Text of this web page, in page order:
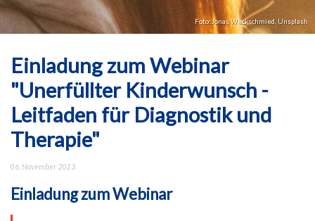
Foto:Jonas Weckschmied Unsplash
Einladung zum Webinar
"Unerfüllter Kinderwunsch -
Leitfaden für Diagnostik und
Therapie"
06. November 2023
Einladung zum Webinar